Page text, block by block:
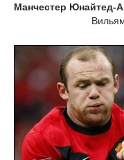
Манчестер Юнайтед-